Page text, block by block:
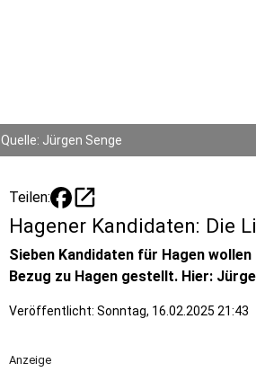
Quelle: Jürgen Senge
Teilen: open_in_new
Hagener Kandidaten: Die
Sieben Kandidaten für Hagen
Bezug zu Hagen gestellt. Hier:
Veröffentlicht: Sonntag, 16.02.2025 21:43
Anzeige